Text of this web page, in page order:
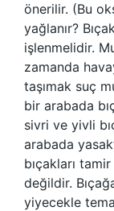
önerilir. (Bu
yağlanır?
işlenmelidir.
zamanda
taşımak suç
bir arabada
sivri ve yivli
arabada
bıçakları
değildir.
yiyecekle